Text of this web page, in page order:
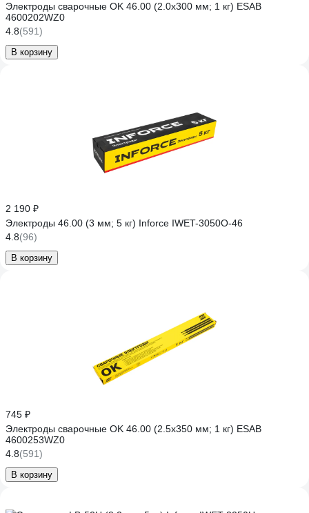
Электроды сварочные OK 46.00 (2.0х300 мм; 1 кг) ESAB
4600202WZ0
4.8(591)
В корзину
2 190 ₽
Электроды 46.00 (3 мм; 5 кг) Inforce IWET-3050O-46
4.8(96)
В корзину
745 ₽
Электроды сварочные OK 46.00 (2.5х350 мм; 1 кг) ESAB
4600253WZ0
4.8(591)
В корзину